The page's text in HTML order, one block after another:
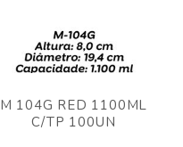
M 104G RED 1100ML
C/TP 100UN